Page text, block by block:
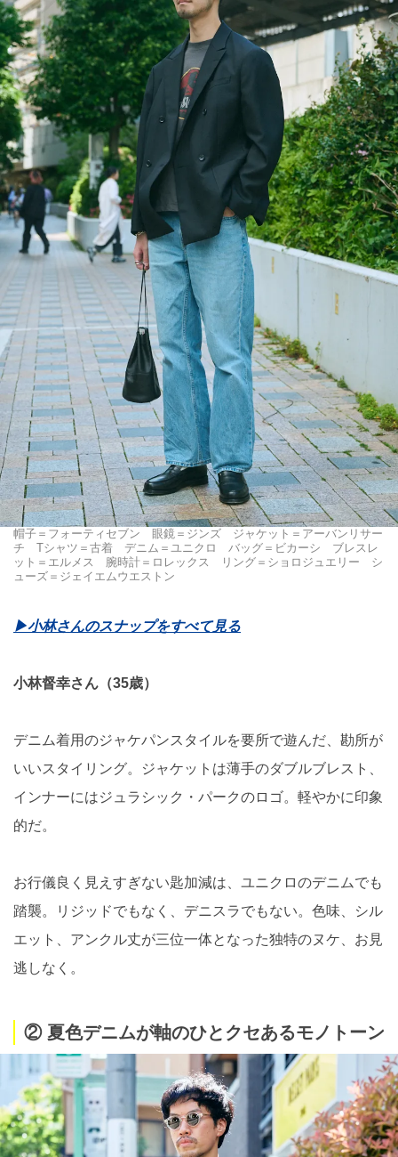
帽子＝フォーティセブン 眼鏡＝ジンズ ジャケット＝アーバンリサー
チ Tシャツ＝古着 デニム＝ユニクロ バッグ＝ビカーシ ブレスレ
ット＝エルメス 腕時計＝ロレックス リング＝ショロジュエリー シ
ューズ＝ジェイエムウエストン
▶︎小林さんのスナップをすべて見る
小林督幸さん（35歳）
デニム着用のジャケパンスタイルを要所で遊んだ、勘所が
いいスタイリング。ジャケットは薄手のダブルブレスト、
インナーにはジュラシック・パークのロゴ。軽やかに印象
的だ。
お行儀良く見えすぎない匙加減は、ユニクロのデニムでも
踏襲。リジッドでもなく、デニスラでもない。色味、シル
エット、アンクル丈が三位一体となった独特のヌケ、お見
逃しなく。
② 夏色デニムが軸のひとクセあるモノトーン